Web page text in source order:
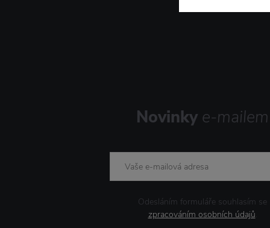
Novinky e-mailem
Odesláním formuláře souhlasím se
zpracováním osobních údajů.